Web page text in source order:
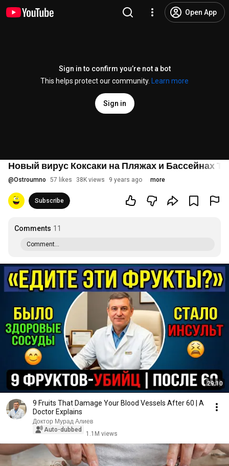
Open App
Sign in to confirm you’re not a bot
This helps protect our community.
Learn more
Sign in
Новый вирус Коксаки на Пляжах и Бассейнах
@Ostroumno 57 likes 38K views 9 years ago more
Subscribe
Comments 11
Comment...
29:10
9 Fruits That Damage Your Blood Vessels After 60 | A
Doctor Explains
Доктор Мурад Алиев
Auto-dubbed
1.1M views